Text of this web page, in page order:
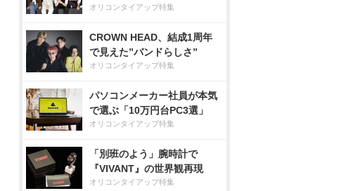
オリコンタイアップ特集
CROWN HEAD、結成1周年
で見えた”バンドらしさ”
オリコンタイアップ特集
パソコンメーカー社員が本気
で選ぶ「10万円台PC3選」
オリコンタイアップ特集
「別班のよう」腕時計で
『VIVANT』の世界観再現
オリコンタイアップ特集